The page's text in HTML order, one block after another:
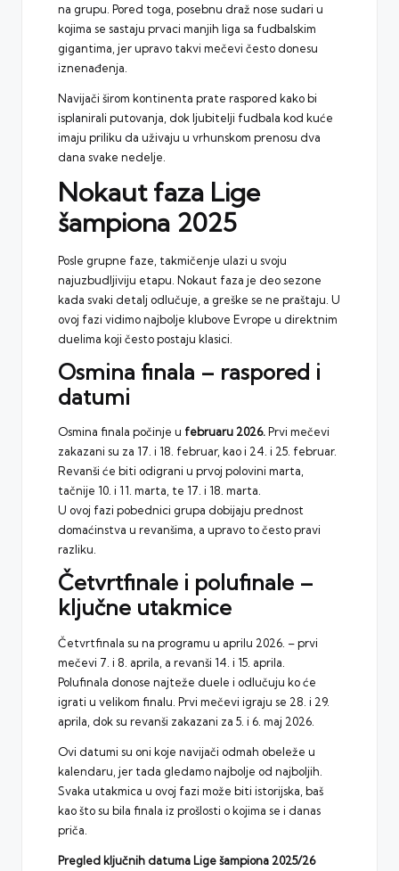
na grupu. Pored toga, posebnu draž nose sudari u
kojima se sastaju prvaci manjih liga sa fudbalskim
gigantima, jer upravo takvi mečevi često donesu
iznenađenja.
Navijači širom kontinenta prate raspored kako bi
isplanirali putovanja, dok ljubitelji fudbala kod kuće
imaju priliku da uživaju u vrhunskom prenosu dva
dana svake nedelje.
Nokaut faza Lige
šampiona 2025
Posle grupne faze, takmičenje ulazi u svoju
najuzbudljiviju etapu. Nokaut faza je deo sezone
kada svaki detalj odlučuje, a greške se ne praštaju. U
ovoj fazi vidimo najbolje klubove Evrope u direktnim
duelima koji često postaju klasici.
Osmina finala – raspored i
datumi
Osmina finala počinje u februaru 2026.Prvi mečevi
zakazani su za 17. i 18. februar, kao i 24. i 25. februar.
Revanši će biti odigrani u prvoj polovini marta,
tačnije 10. i 11. marta, te 17. i 18. marta.
U ovoj fazi pobednici grupa dobijaju prednost
domaćinstva u revanšima, a upravo to često pravi
razliku.
Četvrtfinale i polufinale –
ključne utakmice
Četvrtfinala su na programu u aprilu 2026. – prvi
mečevi 7. i 8. aprila, a revanši 14. i 15. aprila.
Polufinala donose najteže duele i odlučuju ko će
igrati u velikom finalu. Prvi mečevi igraju se 28. i 29.
aprila, dok su revanši zakazani za 5. i 6. maj 2026.
Ovi datumi su oni koje navijači odmah obeleže u
kalendaru, jer tada gledamo najbolje od najboljih.
Svaka utakmica u ovoj fazi može biti istorijska, baš
kao što su bila finala iz prošlosti o kojima se i danas
priča.
Pregled ključnih datuma Lige šampiona 2025/26